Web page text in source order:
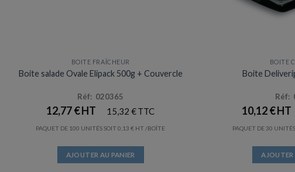
BOITE FRAÎCHEUR
Boite salade Ovale Elipack 500g + Couvercle
Réf: 020365
12,77€ 15,32€
PAQUET DE 100 UNITÉS SOIT 0,13€ /BOÎTE
AJOUTER AU PANIER
BOITE
Boite
Réf:
10,12€
PAQUET DE 30
AJOUTER